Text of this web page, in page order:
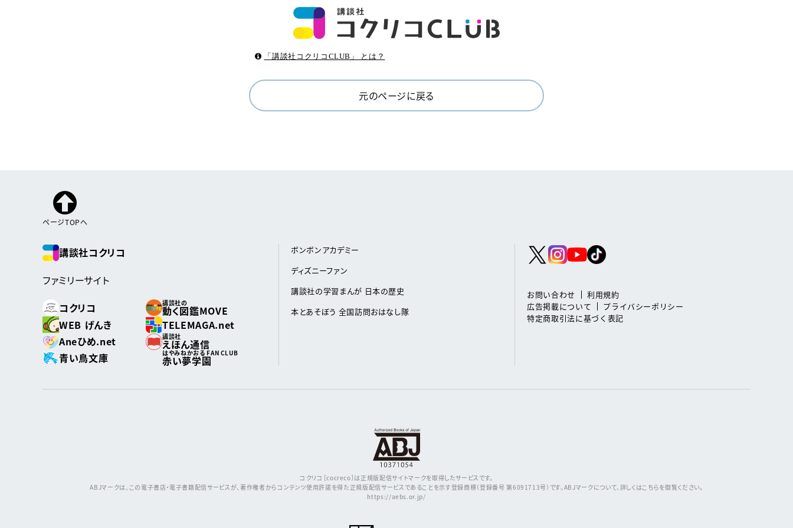
「講談社コクリコCLUB」 とは？
元のページに戻る
ページTOPへ
講談社コクリコ
ファミリーサイト
コクリコ
講談社の
動く図鑑MOVE
WEB げんき
TELEMAGA.net
Aneひめ.net
講談社
えほん通信
青い鳥文庫
はやみねかおる FAN CLUB
赤い夢学園
ボンボンアカデミー
ディズニーファン
講談社の学習まんが 日本の歴史
本とあそぼう 全国訪問おはなし隊
お問い合わせ
利用規約
広告掲載について
プライバシーポリシー
特定商取引法に基づく表記
コクリコ［cocreco］は正規版配信サイトマークを取得したサービスです。
ABJマークは、この電子書店・電子書籍配信サービスが、著作権者からコンテンツ使用許諾を得た正規版配信サービスであることを示す登録商標（登録番号 第6091713号）です。ABJマークについて、詳しくはこちらを御覧ください。
https://aebs.or.jp/